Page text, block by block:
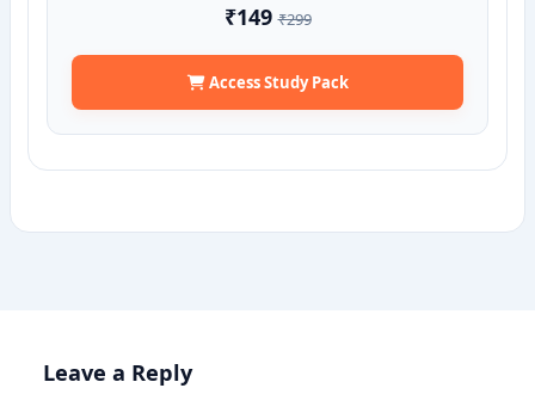
₹149₹299
Access Study Pack
Leave a Reply